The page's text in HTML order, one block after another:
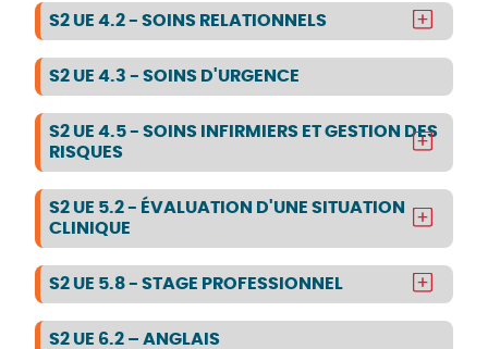
S2 UE 4.2 - SOINS RELATIONNELS
S2 UE 4.3 - SOINS D'URGENCE
S2 UE 4.5 - SOINS INFIRMIERS ET GESTION DES
RISQUES
S2 UE 5.2 - ÉVALUATION D'UNE SITUATION
CLINIQUE
S2 UE 5.8 - STAGE PROFESSIONNEL
S2 UE 6.2 – ANGLAIS